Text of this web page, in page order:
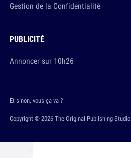
Gestion de la Confidentialité
PUBLICITÉ
Annoncer sur 10h26
Copyright © 2026 The Original Publishing Studio
Et sinon, vous ça va ?